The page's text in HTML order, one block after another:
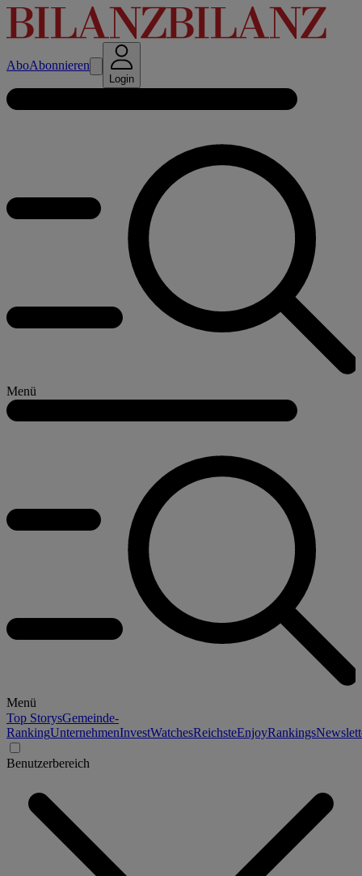
AboAbonnieren
Login
Menü
Menü
Top StorysGemeinde-
RankingUnternehmenInvestWatchesReichsteEnjoyRankings
Benutzerbereich